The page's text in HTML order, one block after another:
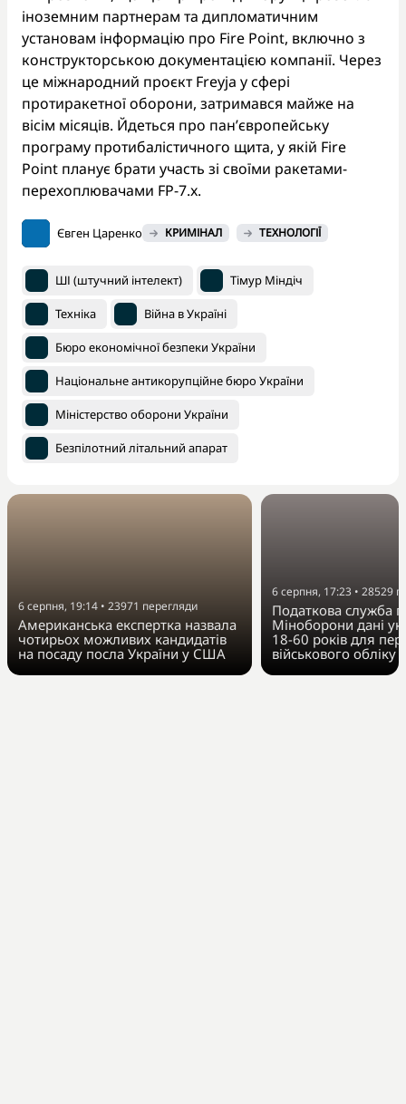
іноземним партнерам та дипломатичним
установам інформацію про Fire Point, включно з
конструкторською документацією компанії. Через
це міжнародний проєкт Freyja у сфері
протиракетної оборони, затримався майже на
вісім місяців. Йдеться про пан’європейську
програму протибалістичного щита, у якій Fire
Point планує брати участь зі своїми ракетами-
перехоплювачами FP-7.x.
Євген Царенко КРИМІНАЛ ТЕХНОЛОГІЇ
ШІ (штучний інтелект) Тімур Міндіч
Техніка Війна в Україні
Бюро економічної безпеки України
Національне антикорупційне бюро України
Міністерство оборони України
Безпілотний літальний апарат
6 серпня, 19:14 • 23971 перегляди
Американська експертка назвала
чотирьох можливих кандидатів
на посаду посла України у США
6 серпня, 17:23 • 28529
Податкова служба
Міноборони дані
18-60 років для
військового обліку